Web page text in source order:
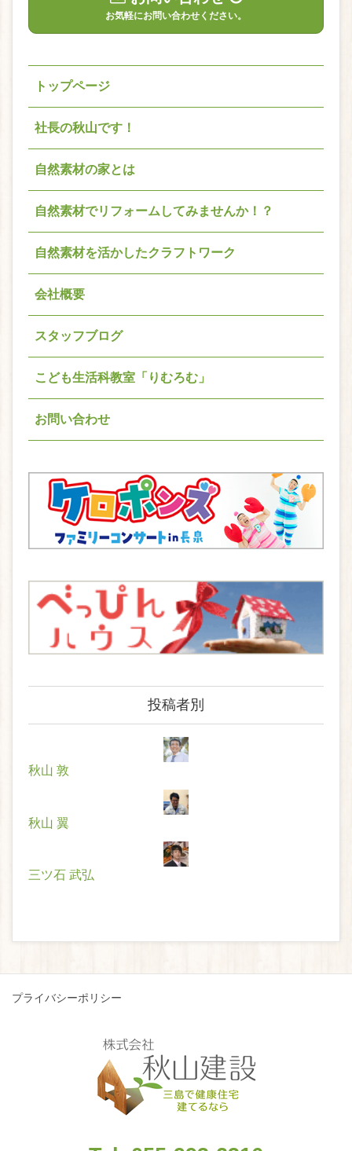
お気軽にお問い合わせください。
トップページ
社長の秋山です！
自然素材の家とは
自然素材でリフォームしてみませんか！？
自然素材を活かしたクラフトワーク
会社概要
スタッフブログ
こども生活科教室「りむろむ」
お問い合わせ
投稿者別
秋山 敦
秋山 翼
三ツ石 武弘
プライバシーポリシー